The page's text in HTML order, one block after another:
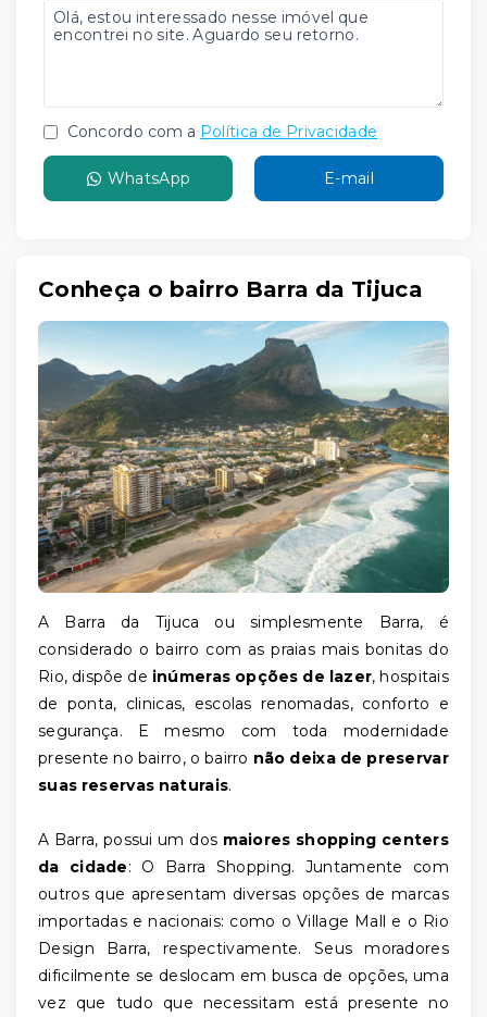
Concordo com a Política de Privacidade
WhatsApp E-mail
Conheça o bairro Barra da Tijuca
A Barra da Tijuca ou simplesmente Barra, é
considerado o bairro com as praias mais bonitas do
Rio, dispõe de inúmeras opções de lazer, hospitais
de ponta, clinicas, escolas renomadas, conforto e
segurança. E mesmo com toda modernidade
presente no bairro, o bairro não deixa de preservar
suas reservas naturais.
A Barra, possui um dos maiores shopping centers
da cidade: O Barra Shopping. Juntamente com
outros que apresentam diversas opções de marcas
importadas e nacionais: como o Village Mall e o Rio
Design Barra, respectivamente. Seus moradores
dificilmente se deslocam em busca de opções, uma
vez que tudo que necessitam está presente no